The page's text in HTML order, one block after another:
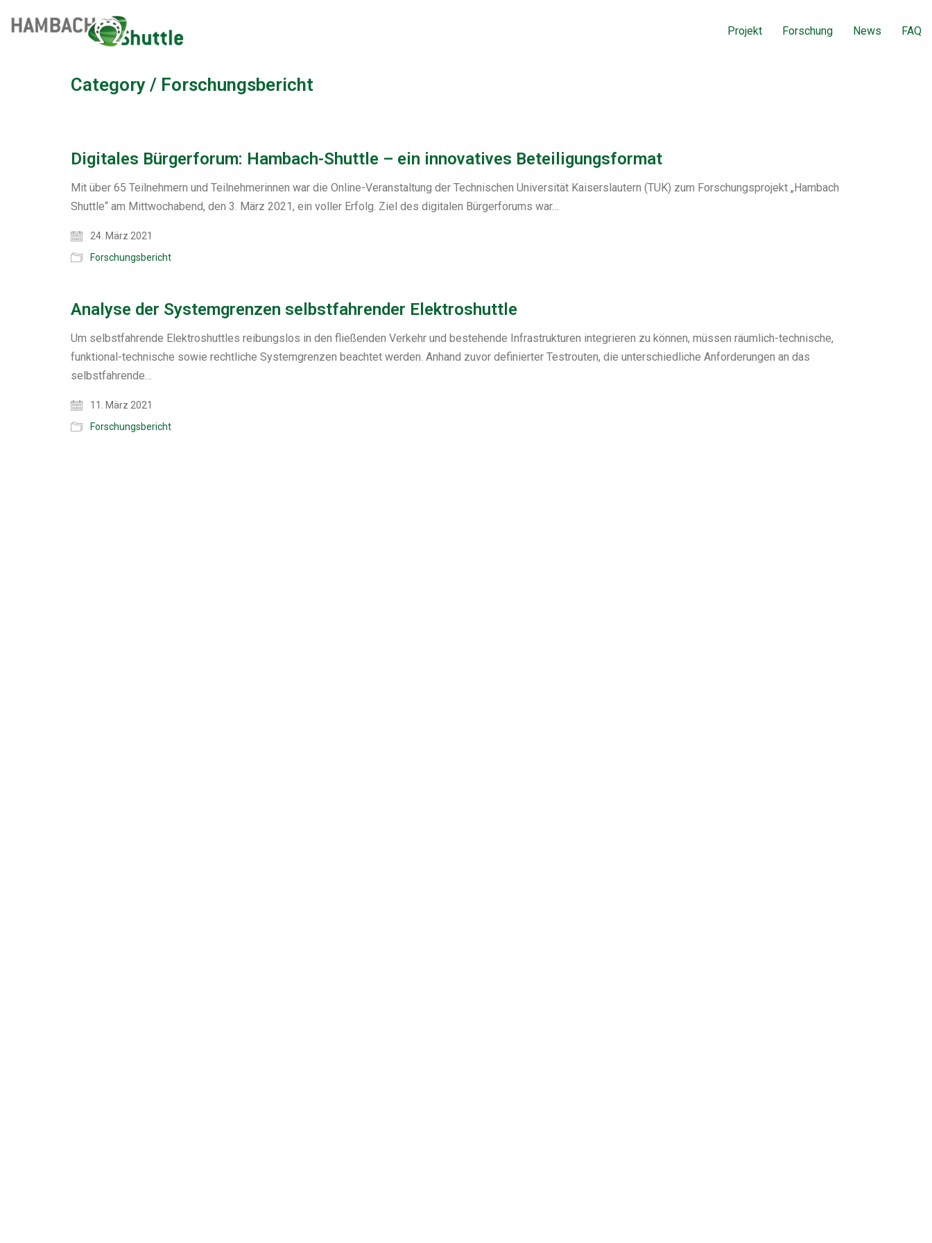
Projekt Forschung News FAQ
Category / Forschungsbericht
Digitales Bürgerforum: Hambach-Shuttle – ein innovatives Beteiligungsformat
Mit über 65 Teilnehmern und Teilnehmerinnen war die Online-Veranstaltung der Technischen Universität Kaiserslautern (TUK) zum Forschungsprojekt „Hambach
Shuttle“ am Mittwochabend, den 3. März 2021, ein voller Erfolg. Ziel des digitalen Bürgerforums war…
24. März 2021
Forschungsbericht
Analyse der Systemgrenzen selbstfahrender Elektroshuttle
Um selbstfahrende Elektroshuttles reibungslos in den fließenden Verkehr und bestehende Infrastrukturen integrieren zu können, müssen räumlich-technische,
funktional-technische sowie rechtliche Systemgrenzen beachtet werden. Anhand zuvor definierter Testrouten, die unterschiedliche Anforderungen an das
selbstfahrende…
11. März 2021
Forschungsbericht